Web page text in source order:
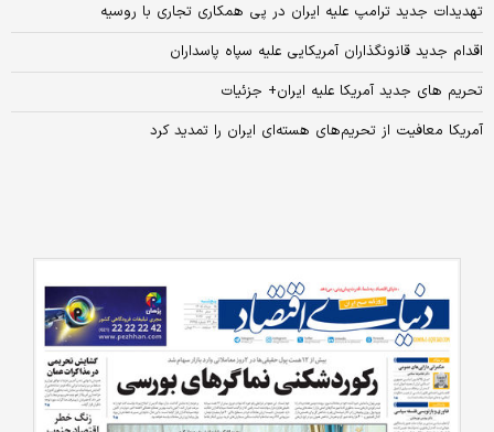
تهدیدات جدید ترامپ علیه ایران در پی همکاری تجاری با روسیه
اقدام جدید قانونگذاران آمریکایی علیه سپاه پاسداران
تحریم های جدید آمریکا علیه ایران+ جزئیات
آمریکا معافیت از تحریم‌های هسته‌ای ایران را تمدید کرد